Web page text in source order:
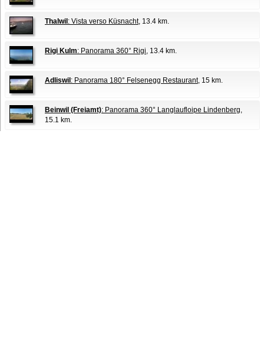
Thalwil : Vista verso Küsnacht, 13.4 km.
Rigi Kulm: Panorama 360° Rigi, 13.4 km.
Adliswil : Panorama 180° Felsenegg Restaurant, 15 km.
Beinwil (Freiamt): Panorama 360° Langlaufloipe Lindenberg,
15.1 km.